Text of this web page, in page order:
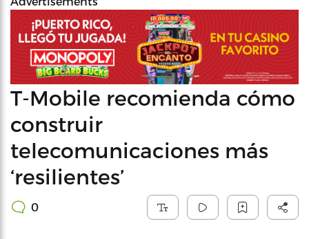
T-Mobile recomienda cómo
construir
telecomunicaciones más
‘resilientes’
0